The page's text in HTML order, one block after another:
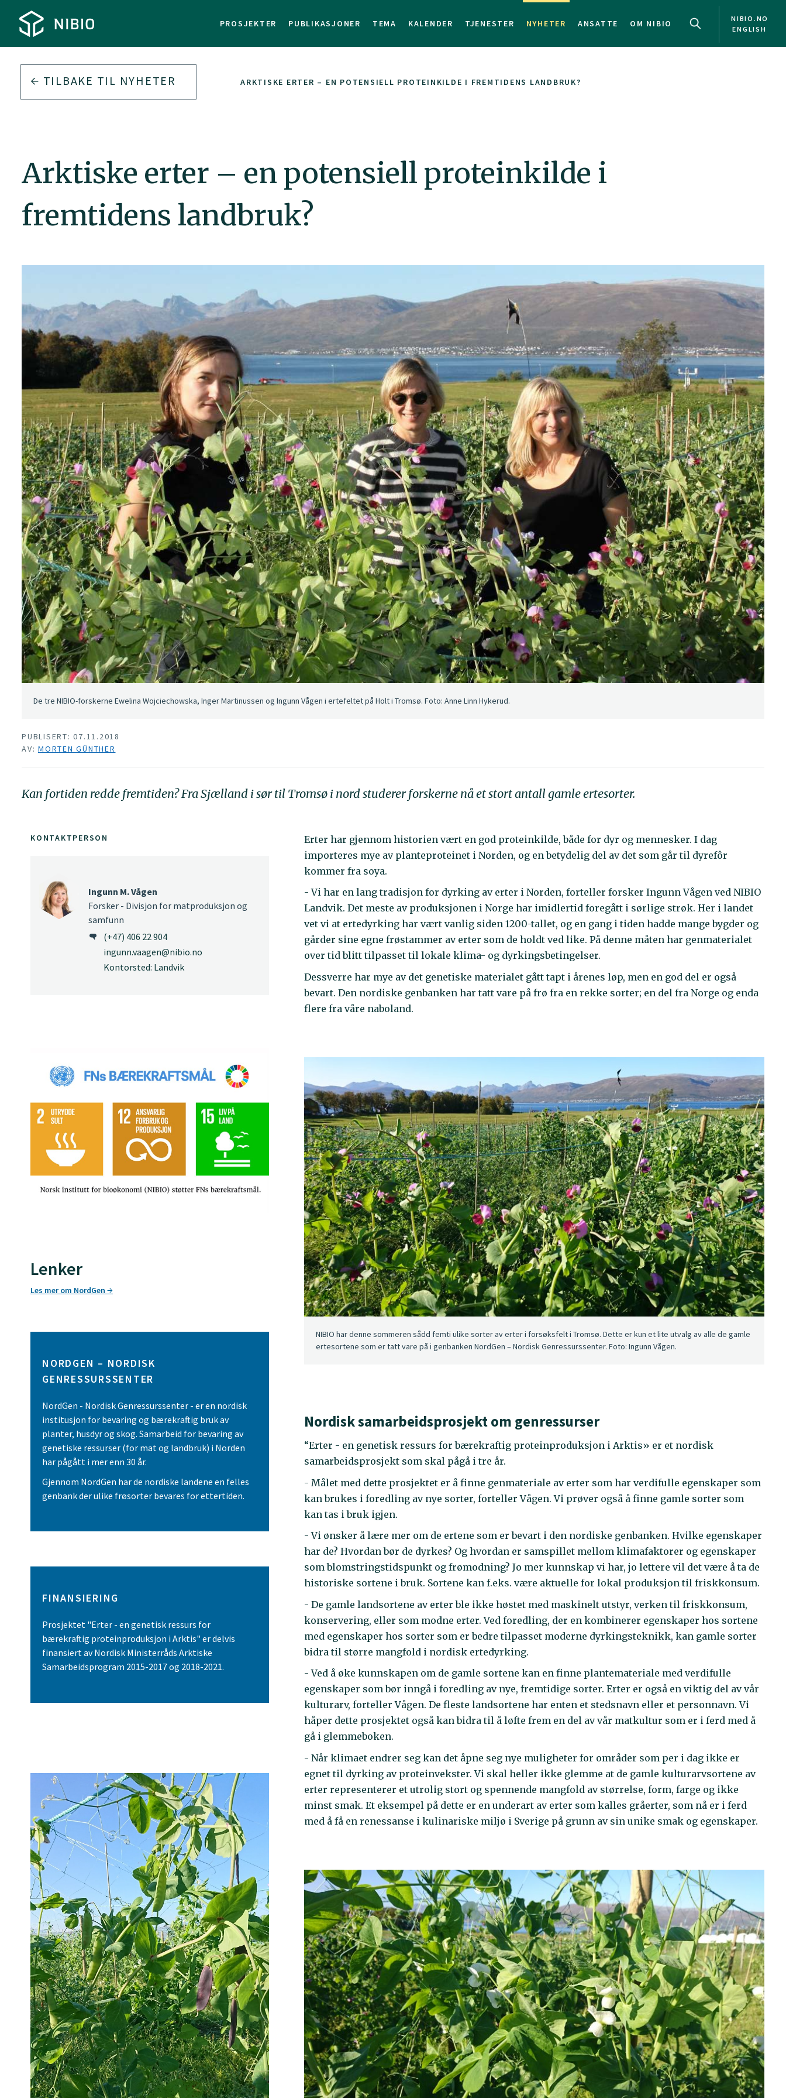
PROSJEKTER PUBLIKASJONER TEMA KALENDER TJENESTER NYHETER ANSATTE OM NIBIO
NIBIO.NO
ENGLISH
TILBAKE TIL NYHETER ARKTISKE ERTER – EN POTENSIELL PROTEINKILDE I FREMTIDENS LANDBRUK?
Arktiske erter – en potensiell proteinkilde i
fremtidens landbruk?
De tre NIBIO-forskerne Ewelina Wojciechowska, Inger Martinussen og Ingunn Vågen i ertefeltet på Holt i Tromsø. Foto: Anne Linn Hykerud.
PUBLISERT: 07.11.2018
AV: MORTEN GÜNTHER
Kan fortiden redde fremtiden? Fra Sjælland i sør til Tromsø i nord studerer forskerne nå et stort antall gamle ertesorter.
Erter har gjennom historien vært en god proteinkilde, både for dyr og mennesker. I dag
importeres mye av planteproteinet i Norden, og en betydelig del av det som går til dyrefôr
kommer fra soya.
- Vi har en lang tradisjon for dyrking av erter i Norden, forteller forsker Ingunn Vågen ved NIBIO
Landvik. Det meste av produksjonen i Norge har imidlertid foregått i sørlige strøk. Her i landet
vet vi at ertedyrking har vært vanlig siden 1200-tallet, og en gang i tiden hadde mange bygder og
gårder sine egne frøstammer av erter som de holdt ved like. På denne måten har genmaterialet
over tid blitt tilpasset til lokale klima- og dyrkingsbetingelser.
Dessverre har mye av det genetiske materialet gått tapt i årenes løp, men en god del er også
bevart. Den nordiske genbanken har tatt vare på frø fra en rekke sorter; en del fra Norge og enda
flere fra våre naboland.
NIBIO har denne sommeren sådd femti ulike sorter av erter i forsøksfelt i Tromsø. Dette er kun et lite utvalg av alle de gamle
ertesortene som er tatt vare på i genbanken NordGen – Nordisk Genressurssenter. Foto: Ingunn Vågen.
Nordisk samarbeidsprosjekt om genressurser
“Erter - en genetisk ressurs for bærekraftig proteinproduksjon i Arktis» er et nordisk
samarbeidsprosjekt som skal pågå i tre år.
- Målet med dette prosjektet er å finne genmateriale av erter som har verdifulle egenskaper som
kan brukes i foredling av nye sorter, forteller Vågen. Vi prøver også å finne gamle sorter som
kan tas i bruk igjen.
- Vi ønsker å lære mer om de ertene som er bevart i den nordiske genbanken. Hvilke egenskaper
har de? Hvordan bør de dyrkes? Og hvordan er samspillet mellom klimafaktorer og egenskaper
som blomstringstidspunkt og frømodning? Jo mer kunnskap vi har, jo lettere vil det være å ta de
historiske sortene i bruk. Sortene kan f.eks. være aktuelle for lokal produksjon til friskkonsum.
- De gamle landsortene av erter ble ikke høstet med maskinelt utstyr, verken til friskkonsum,
konservering, eller som modne erter. Ved foredling, der en kombinerer egenskaper hos sortene
med egenskaper hos sorter som er bedre tilpasset moderne dyrkingsteknikk, kan gamle sorter
bidra til større mangfold i nordisk ertedyrking.
- Ved å øke kunnskapen om de gamle sortene kan en finne plantemateriale med verdifulle
egenskaper som bør inngå i foredling av nye, fremtidige sorter. Erter er også en viktig del av vår
kulturarv, forteller Vågen. De fleste landsortene har enten et stedsnavn eller et personnavn. Vi
håper dette prosjektet også kan bidra til å løfte frem en del av vår matkultur som er i ferd med å
gå i glemmeboken.
- Når klimaet endrer seg kan det åpne seg nye muligheter for områder som per i dag ikke er
egnet til dyrking av proteinvekster. Vi skal heller ikke glemme at de gamle kulturarvsortene av
erter representerer et utrolig stort og spennende mangfold av størrelse, form, farge og ikke
minst smak. Et eksempel på dette er en underart av erter som kalles gråerter, som nå er i ferd
med å få en renessanse i kulinariske miljø i Sverige på grunn av sin unike smak og egenskaper.
KONTAKTPERSON
Ingunn M. Vågen
Forsker - Divisjon for matproduksjon og
samfunn
(+47) 406 22 904
ingunn.vaagen@nibio.no
Kontorsted: Landvik
Lenker
Les mer om NordGen
NORDGEN – NORDISK
GENRESSURSSENTER
NordGen - Nordisk Genressurssenter - er en nordisk
institusjon for bevaring og bærekraftig bruk av
planter, husdyr og skog. Samarbeid for bevaring av
genetiske ressurser (for mat og landbruk) i Norden
har pågått i mer enn 30 år.
Gjennom NordGen har de nordiske landene en felles
genbank der ulike frøsorter bevares for ettertiden.
FINANSIERING
Prosjektet "Erter - en genetisk ressurs for
bærekraftig proteinproduksjon i Arktis" er delvis
finansiert av Nordisk Ministerråds Arktiske
Samarbeidsprogram 2015-2017 og 2018-2021.